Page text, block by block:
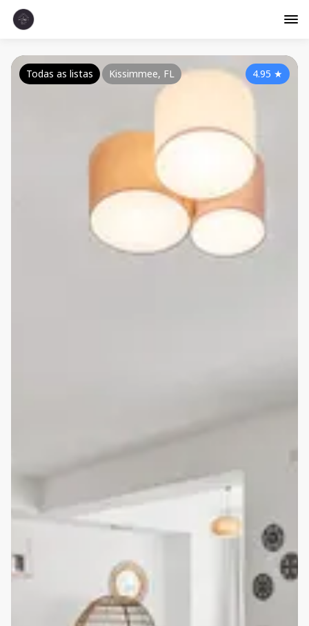
4.95 ★
Todas as listas Kissimmee, FL